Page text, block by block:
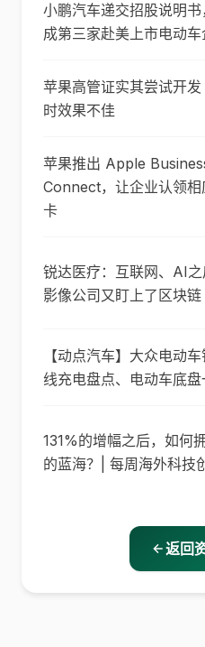
小鹏汽车递交招股说明
成第三家赴美上市电动车
苹果高管证实其尝试开
时效果不佳
苹果推出 Apple
Connect，让企业认领相
卡
锐达医疗：互联网、AI
影像公司又盯上了区块
【动点汽车】大众电动
线充电盘点、电动车底盘
131%的增幅之后，如何
的蓝海？| 每周海外科技
返回